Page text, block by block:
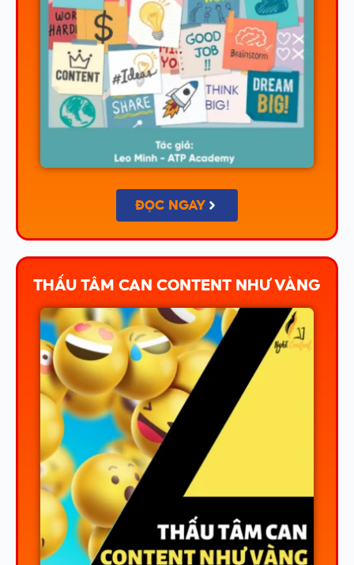
ĐỌC NGAY
THẤU TÂM CAN CONTENT NHƯ VÀNG